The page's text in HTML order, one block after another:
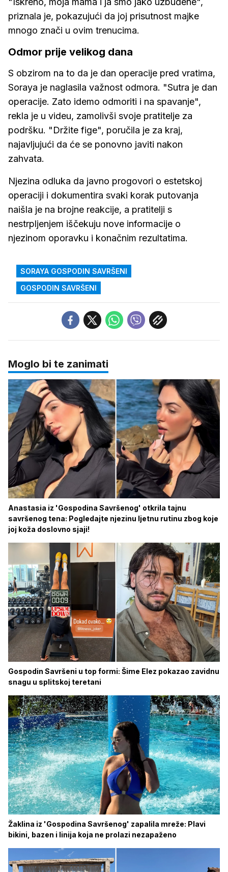
priznala je, pokazujući da joj prisutnost majke
mnogo znači u ovim trenucima.
Odmor prije velikog dana
S obzirom na to da je dan operacije pred vratima,
Soraya je naglasila važnost odmora. "Sutra je dan
operacije. Zato idemo odmoriti i na spavanje",
rekla je u videu, zamolivši svoje pratitelje za
podršku. "Držite fige", poručila je za kraj,
najavljujući da će se ponovno javiti nakon
zahvata.
Njezina odluka da javno progovori o estetskoj
operaciji i dokumentira svaki korak putovanja
naišla je na brojne reakcije, a pratitelji s
nestrpljenjem iščekuju nove informacije o
njezinom oporavku i konačnim rezultatima.
SORAYA GOSPODIN SAVRŠENI
GOSPODIN SAVRŠENI
Moglo bi te zanimati
Anastasia iz 'Gospodina Savršenog' otkrila tajnu
savršenog tena: Pogledajte njezinu ljetnu rutinu zbog koje
joj koža doslovno sjaji!
Gospodin Savršeni u top formi: Šime Elez pokazao zavidnu
snagu u splitskoj teretani
Žaklina iz 'Gospodina Savršenog' zapalila mreže: Plavi
bikini, bazen i linija koja ne prolazi nezapaženo